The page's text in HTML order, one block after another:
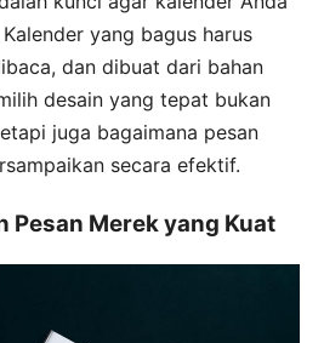
yang bagus harus
dan dibuat dari bahan
desain yang tepat bukan
juga bagaimana pesan
secara efektif.
Pesan Merek yang Kuat